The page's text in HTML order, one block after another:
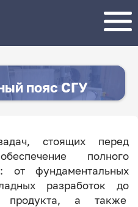
пояс СГУ
стоящих перед
полного
от фундаментальных
разработок до
продукта, а также